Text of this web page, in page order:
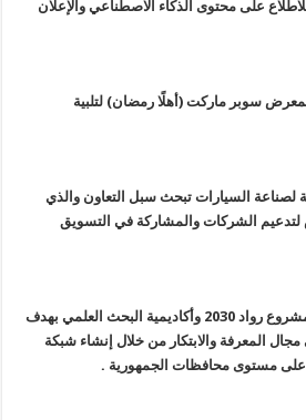
للاطلاع على محتوى الذكاء الاصطناعي والإعلان
فعاليات الدورة 24 لمعرض سوبر ماركت (أهلًا رمضان) لتلبية
لصناعة السيارات تبحث سبل التعاون والذي
عدد 90 أتوبيس لتدعيم الشركات والمشاركة في التسويق
• بروتوكول تعاون بين موقع مشروع رواد 2030 وأكاديمية البحث العلمي بهدف
المعرفة والابتكار من خلال إنشاء شبكة
مستوى محافظات الجمهورية .